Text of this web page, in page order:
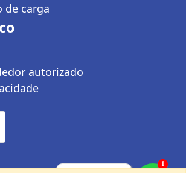
de carga
autorizado
1